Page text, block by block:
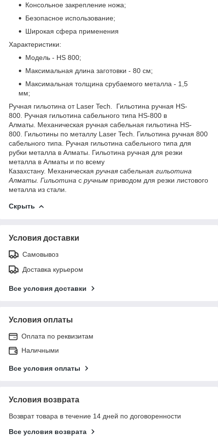
Консольное закрепление ножа;
Безопасное использование;
Широкая сфера применения
Характеристики:
Модель - HS 800;
Максимальная длина заготовки - 80 см;
Максимальная толщина срубаемого металла - 1,5
мм;
Ручная гильотина от Laser Tech. Гильотина ручная HS-
800. Ручная гильотина сабельного типа HS-800 в
Алматы. Механическая ручная сабельная гильотина HS-
800. Гильотины по металлу Laser Tech. Гильотина ручная 800
сабельного типа. Ручная гильотина сабельного типа для
рубки металла в Алматы. Гильотина ручная для резки
металла в Алматы и по всему
Казахстану. Механическая ручная сабельная гильотина
Алматы. Гильотина с ручным приводом для резки листового
металла из стали.
Скрыть
Условия доставки
Самовывоз
Доставка курьером
Все условия доставки
Условия оплаты
Оплата по реквизитам
Наличными
Все условия оплаты
Условия возврата
Возврат товара в течение 14 дней по договоренности
Все условия возврата